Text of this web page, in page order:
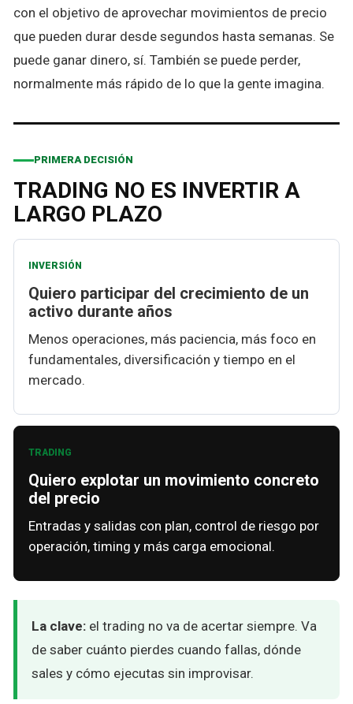
con el objetivo de aprovechar movimientos de precio
que pueden durar desde segundos hasta semanas. Se
puede ganar dinero, sí. También se puede perder,
normalmente más rápido de lo que la gente imagina.
PRIMERA DECISIÓN
TRADING NO ES INVERTIR A
LARGO PLAZO
INVERSIÓN
Quiero participar del crecimiento de un
activo durante años
Menos operaciones, más paciencia, más foco en
fundamentales, diversificación y tiempo en el
mercado.
TRADING
Quiero explotar un movimiento concreto
del precio
Entradas y salidas con plan, control de riesgo por
operación, timing y más carga emocional.
La clave: el trading no va de acertar siempre. Va
de saber cuánto pierdes cuando fallas, dónde
sales y cómo ejecutas sin improvisar.